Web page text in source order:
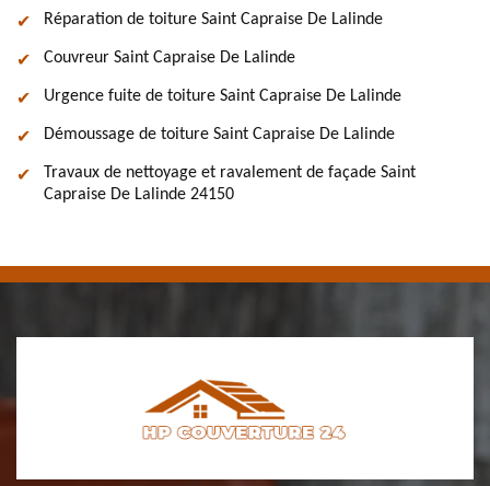
Réparation de toiture Saint Capraise De Lalinde
Couvreur Saint Capraise De Lalinde
Urgence fuite de toiture Saint Capraise De Lalinde
Démoussage de toiture Saint Capraise De Lalinde
Travaux de nettoyage et ravalement de façade Saint
Capraise De Lalinde 24150